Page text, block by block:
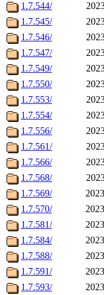
1.7.544/
1.7.545/
1.7.546/
1.7.547/
1.7.549/
1.7.550/
1.7.553/
1.7.554/
1.7.556/
1.7.561/
1.7.566/
1.7.568/
1.7.569/
1.7.570/
1.7.581/
1.7.584/
1.7.588/
1.7.591/
1.7.593/